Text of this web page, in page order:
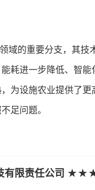
域的重要分支，其
耗进一步降低、智
为设施农业提供了
足问题。
有限责任公司